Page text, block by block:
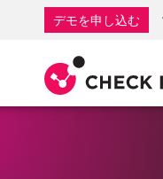
SMB向けファイア
産業用ファイアウ
SD-WAN
リモート アクセス
AI Network
AI Runtime
ランサムウェア対策
検出
応答
サポート・セン
デモを申し込む